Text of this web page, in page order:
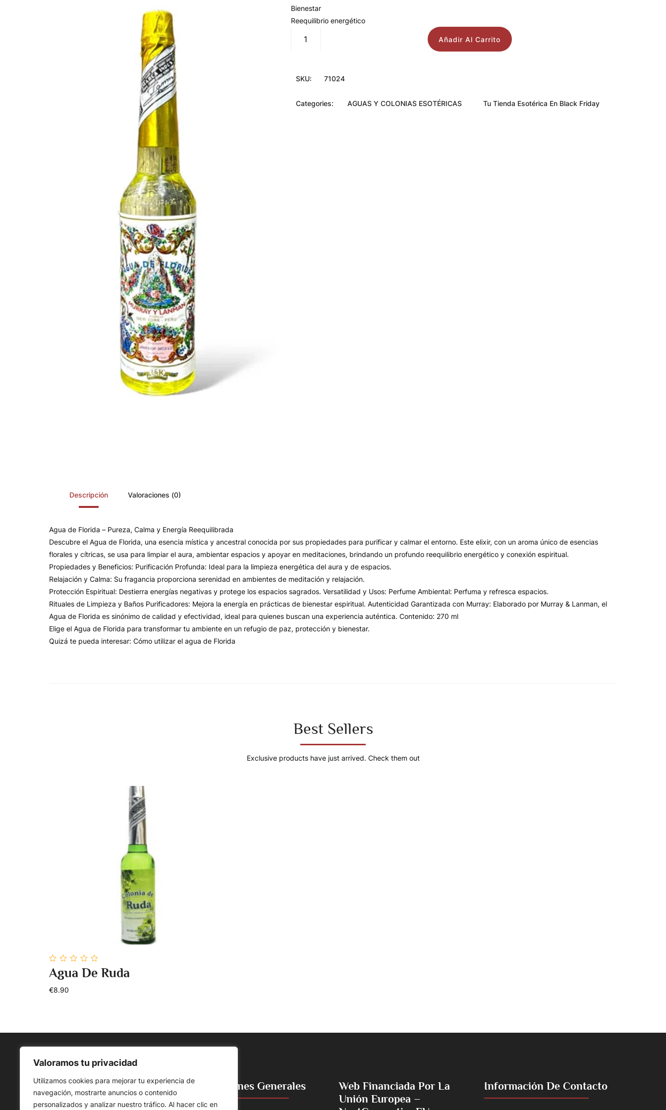
Valoramos tu privacidad
Utilizamos cookies para mejorar tu experiencia de
navegación, mostrarte anuncios o contenido
personalizados y analizar nuestro tráfico. Al hacer clic en
Bienestar
Reequilibrio energético
Añadir Al Carrito
SKU: 71024
Categories: AGUAS Y COLONIAS ESOTÉRICAS Tu Tienda Esotérica En Black Friday
Descripción Valoraciones (0)
Agua de Florida – Pureza, Calma y Energía Reequilibrada
Descubre el Agua de Florida, una esencia mística y ancestral conocida por sus propiedades para purificar y calmar el entorno. Este elixir, con un aroma único de esencias
florales y cítricas, se usa para limpiar el aura, ambientar espacios y apoyar en meditaciones, brindando un profundo reequilibrio energético y conexión espiritual.
Propiedades y Beneficios: Purificación Profunda: Ideal para la limpieza energética del aura y de espacios.
Relajación y Calma: Su fragancia proporciona serenidad en ambientes de meditación y relajación.
Protección Espiritual: Destierra energías negativas y protege los espacios sagrados. Versatilidad y Usos: Perfume Ambiental: Perfuma y refresca espacios.
Rituales de Limpieza y Baños Purificadores: Mejora la energía en prácticas de bienestar espiritual. Autenticidad Garantizada con Murray: Elaborado por Murray & Lanman, el
Agua de Florida es sinónimo de calidad y efectividad, ideal para quienes buscan una experiencia auténtica. Contenido: 270 ml
Elige el Agua de Florida para transformar tu ambiente en un refugio de paz, protección y bienestar.
Quizá te pueda interesar: Cómo utilizar el agua de Florida
Best Sellers
Exclusive products have just arrived. Check them out
0
out
5
Agua De Ruda
€8.90
Condiciones Generales
Web Financiada Por La
Unión Europea –
Información De Contacto